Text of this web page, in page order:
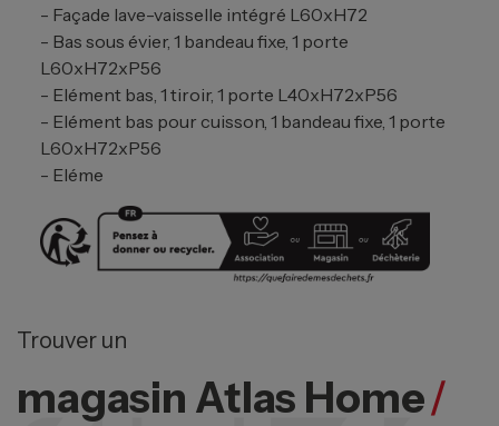
- Façade lave-vaisselle intégré L60xH72
- Bas sous évier, 1 bandeau fixe, 1 porte
L60xH72xP56
- Elément bas, 1 tiroir, 1 porte L40xH72xP56
- Elément bas pour cuisson, 1 bandeau fixe, 1 porte
L60xH72xP56
- Eléme
Trouver un
magasin Atlas Home/